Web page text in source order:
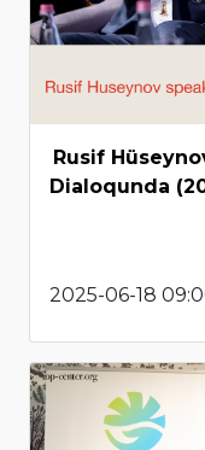
Rusif
Dialoqunda
2025-06-18